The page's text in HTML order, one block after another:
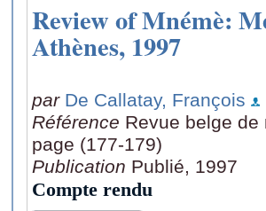
Review of Mnémè:
Athènes, 1997
par De Callatay, François
Référence Revue belge
page (177-179)
Publication Publié, 1997
Compte rendu